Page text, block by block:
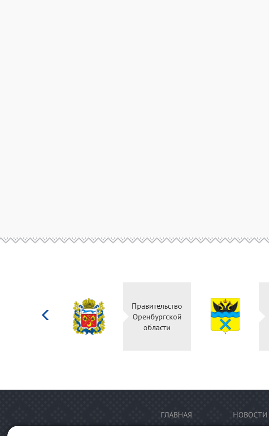
Правительство
Оренбургской
области
ГЛАВНАЯ НОВОСТИ